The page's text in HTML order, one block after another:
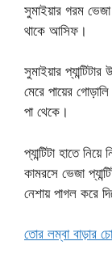
সুমাইয়ার গরম
থাকে আসিফ।
সুমাইয়ার
মেরে পায়ের
পা থেকে।
প্যান্টিটা হাতে
কামরসে ভেজা
নেশায় পাগল করে
তোর লম্বা বাড়ার